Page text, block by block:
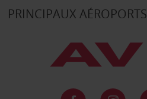
PRINCIPAUX AÉROPORTS